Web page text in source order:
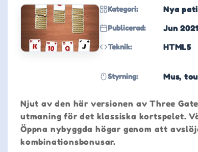
Kategori: Nya
Publicerad: Jun 2021
Teknik: HTML5
Styrning: Mus,
Njut av den här versionen av Three
utmaning för det klassiska kortspelet.
Öppna nybyggda högar genom att
kombinationsbonusar.